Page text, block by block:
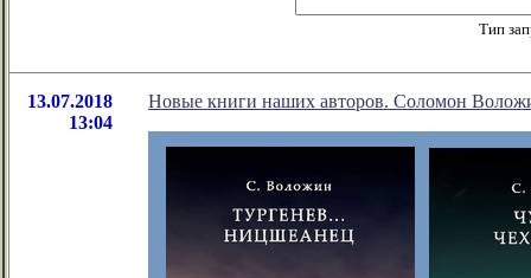
Тип
13.07.2018
13:04
Новые книги наших авторов. Соломон